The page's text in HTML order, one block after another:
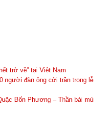
trở về” tại Việt Nam
người đàn ông cởi trần trong lễ
Bốn Phương – Thần bài mù